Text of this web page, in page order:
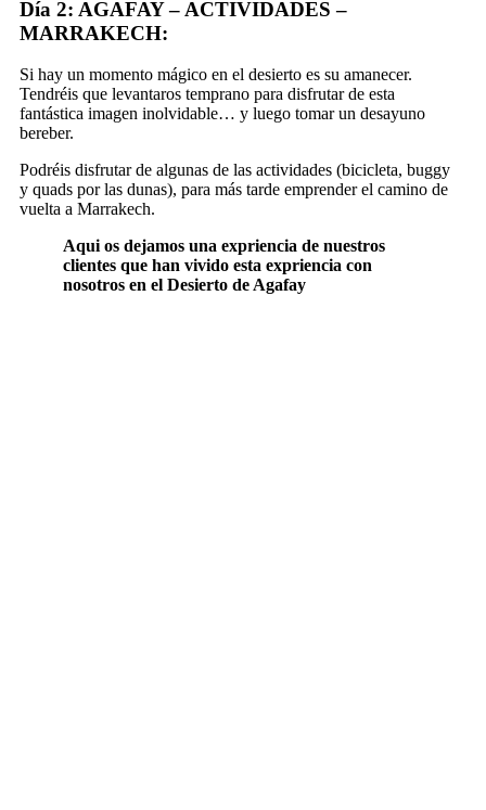
Día 2: AGAFAY – ACTIVIDADES –
MARRAKECH:
Si hay un momento mágico en el desierto es su amanecer.
Tendréis que levantaros temprano para disfrutar de esta
fantástica imagen inolvidable… y luego tomar un desayuno
bereber.
Podréis disfrutar de algunas de las actividades (bicicleta, buggy
y quads por las dunas), para más tarde emprender el camino de
vuelta a Marrakech.
Aqui os dejamos una expriencia de nuestros
clientes que han vivido esta expriencia con
nosotros en el Desierto de Agafay